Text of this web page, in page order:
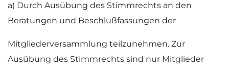
a) Durch Ausübung des Stimmrechts an den
Beratungen und Beschlußfassungen der
Mitgliederversammlung teilzunehmen. Zur
Ausübung des Stimmrechts sind nur Mitglieder